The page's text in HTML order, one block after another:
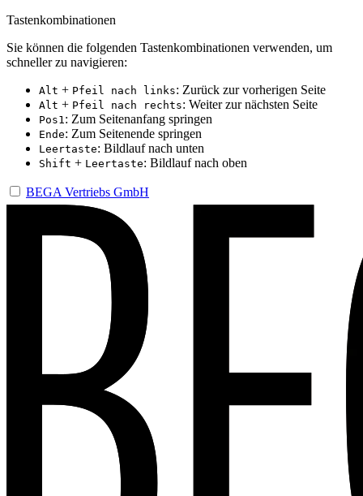
Tastenkombinationen
Sie können die folgenden Tastenkombinationen verwenden, um
schneller zu navigieren:
Alt + Pfeil nach links: Zurück zur vorherigen Seite
Alt + Pfeil nach rechts: Weiter zur nächsten Seite
Pos1: Zum Seitenanfang springen
Ende: Zum Seitenende springen
Leertaste: Bildlauf nach unten
Shift + Leertaste: Bildlauf nach oben
BEGA Vertriebs GmbH